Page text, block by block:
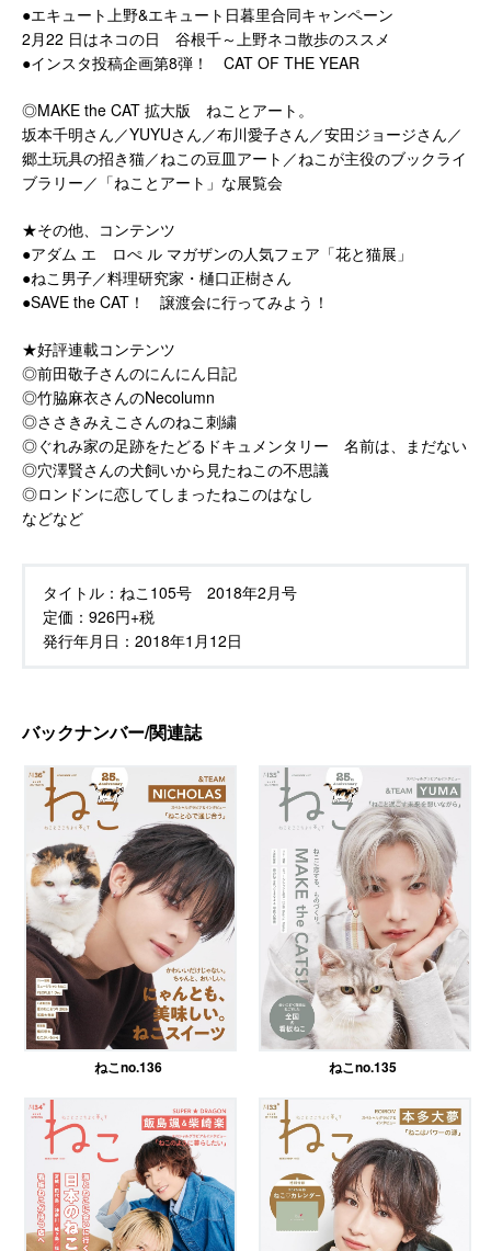
●エキュート上野&エキュート日暮里合同キャンペーン
2月22 日はネコの日 谷根千～上野ネコ散歩のススメ
●インスタ投稿企画第8弾！ CAT OF THE YEAR
◎MAKE the CAT 拡大版 ねことアート。
坂本千明さん／YUYUさん／布川愛子さん／安田ジョージさん／
郷土玩具の招き猫／ねこの豆皿アート／ねこが主役のブックライ
ブラリー／「ねことアート」な展覧会
★その他、コンテンツ
●アダム エ ロぺ ル マガザンの人気フェア「花と猫展」
●ねこ男子／料理研究家・樋口正樹さん
●SAVE the CAT！ 譲渡会に行ってみよう！
★好評連載コンテンツ
◎前田敬子さんのにんにん日記
◎竹脇麻衣さんのNecolumn
◎ささきみえこさんのねこ刺繍
◎ぐれみ家の足跡をたどるドキュメンタリー 名前は、まだない
◎穴澤賢さんの犬飼いから見たねこの不思議
◎ロンドンに恋してしまったねこのはなし
などなど
タイトル： ねこ105号 2018年2月号
定価： 926円+税
発行年月日： 2018年1月12日
バックナンバー/関連誌
ねこno.136 ねこno.135